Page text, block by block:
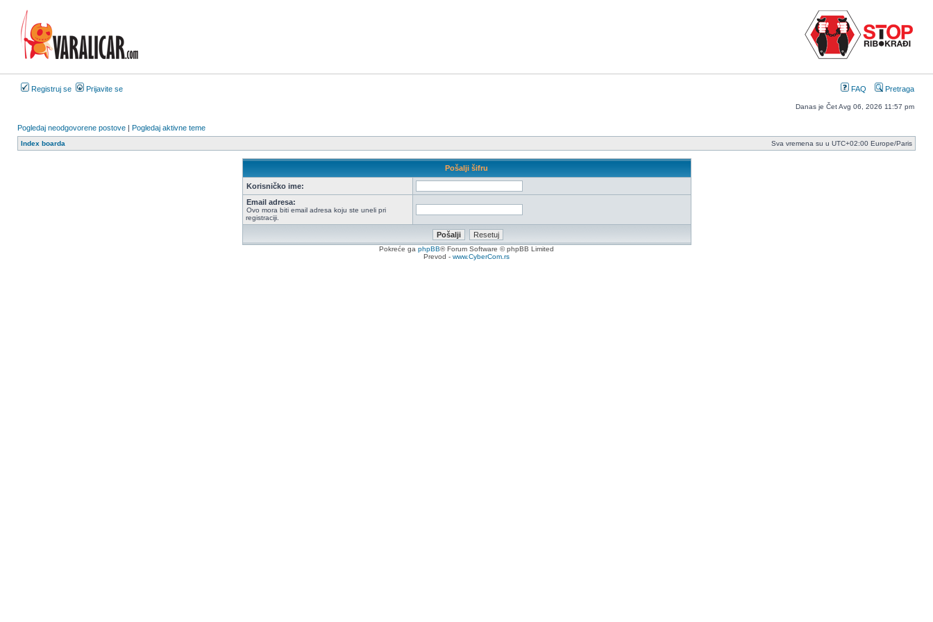
Registruj se Prijavite se FAQ Pretraga
Danas je Čet Avg 06, 2026 11:57 pm
Pogledaj neodgovorene postove | Pogledaj aktivne teme
Index boarda Sva vremena su u UTC+02:00 Europe/Paris
Pošalji šifru
Korisničko ime:
Email adresa:
Ovo mora biti email adresa koju ste uneli pri
registraciji.
Pokreće ga phpBB® Forum Software © phpBB Limited
Prevod - www.CyberCom.rs